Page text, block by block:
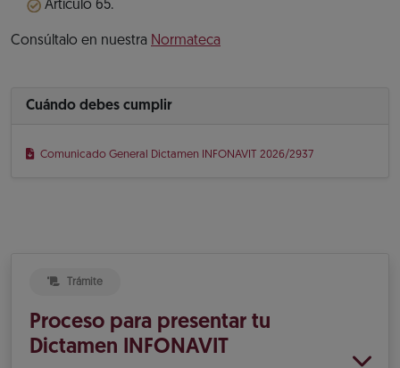
Artículo 65.
Consúltalo en nuestra Normateca
Cuándo debes cumplir
Comunicado General Dictamen INFONAVIT 2026/2937
Trámite
Proceso para presentar tu
Dictamen INFONAVIT